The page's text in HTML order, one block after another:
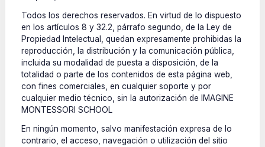
Todos los derechos reservados. En virtud de lo dispuesto
en los artículos 8 y 32.2, párrafo segundo, de la Ley de
Propiedad Intelectual, quedan expresamente prohibidas la
reproducción, la distribución y la comunicación pública,
incluida su modalidad de puesta a disposición, de la
totalidad o parte de los contenidos de esta página web,
con fines comerciales, en cualquier soporte y por
cualquier medio técnico, sin la autorización de IMAGINE
MONTESSORI SCHOOL
En ningún momento, salvo manifestación expresa de lo
contrario, el acceso, navegación o utilización del sitio